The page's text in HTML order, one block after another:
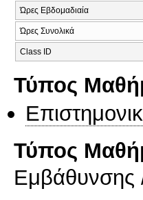
Ώρες Εβδομαδιαία
Ώρες Συνολικά
Class ID
Τύπος
Τύπος